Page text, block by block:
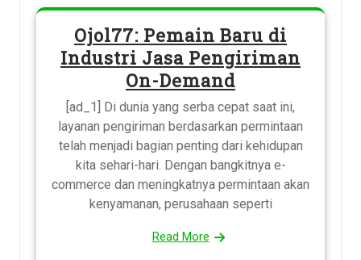
Ojol77: Pemain Baru di
Industri Jasa Pengiriman
On-Demand
[ad_1] Di dunia yang serba cepat saat ini,
layanan pengiriman berdasarkan permintaan
telah menjadi bagian penting dari kehidupan
kita sehari-hari. Dengan bangkitnya e-
commerce dan meningkatnya permintaan akan
kenyamanan, perusahaan seperti
Read More